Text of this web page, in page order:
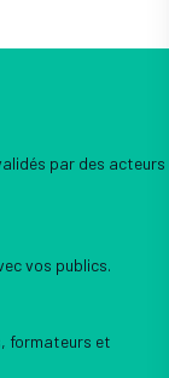
par des acteurs
vos publics.
formateurs et